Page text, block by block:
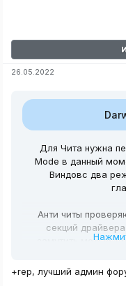
26.05.2022
Для Чита нужна
Mode в данный
Виндовс два
Анти читы
секций
замутить можно
статьи про C и как
функций они
+rep, лучший админ